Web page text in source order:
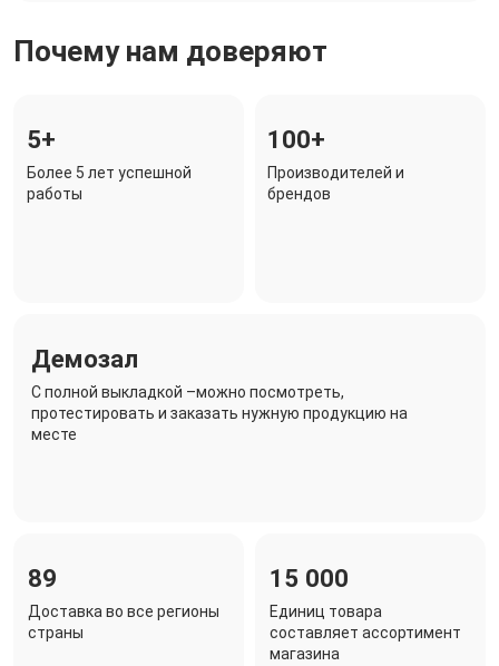
Почему нам доверяют
5+
Более 5 лет успешной
работы
100+
Производителей и
брендов
Демозал
C полной выкладкой –можно посмотреть,
протестировать и заказать нужную продукцию на
месте
89
Доставка во все регионы
страны
15 000
Единиц товара
составляет ассортимент
магазина